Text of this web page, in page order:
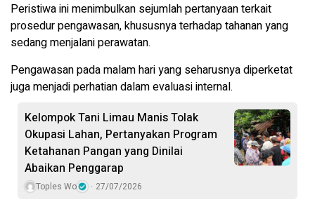
Peristiwa ini menimbulkan sejumlah pertanyaan terkait
prosedur pengawasan, khususnya terhadap tahanan yang
sedang menjalani perawatan.
Pengawasan pada malam hari yang seharusnya diperketat
juga menjadi perhatian dalam evaluasi internal.
Kelompok Tani Limau Manis Tolak
Okupasi Lahan, Pertanyakan Program
Ketahanan Pangan yang Dinilai
Abaikan Penggarap
Toples Wo 27/07/2026